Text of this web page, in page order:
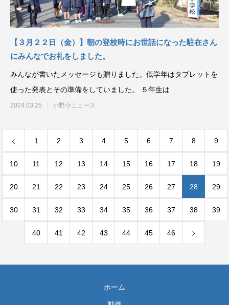
【３月２２日（金）】朝の登校時にお世話になった駐在さん
にみんなでお礼をしました。
みんなが書いたメッセージも贈りました。低学年はタブレットを
使った発表とその準備をしていました。 ５年生は
2024.03.25 小野小ニュース
1 2 3 4 5 6 7 8 9
10 11 12 13 14 15 16 17 18 19
20 21 22 23 24 25 26 27 28 29
30 31 32 33 34 35 36 37 38 39
40 41 42 43 44 45 46
ホーム